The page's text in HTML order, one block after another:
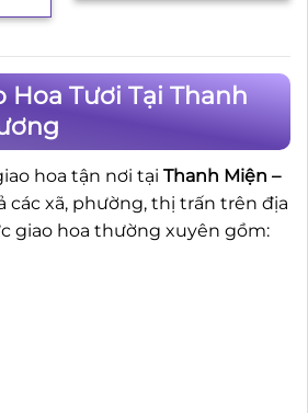
Hoa Tươi Tại Thanh
hoa tận nơi tại Thanh Miện –
các xã, phường, thị trấn trên địa
giao hoa thường xuyên gồm: